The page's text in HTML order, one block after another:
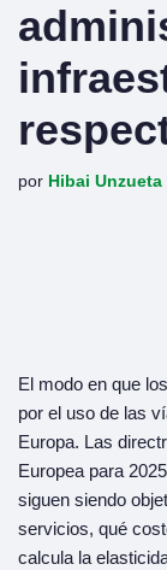
por Hibai Unzueta
El modo en que
por el uso de las
Europa. Las
Europea para
siguen siendo
servicios, qué
calcula la